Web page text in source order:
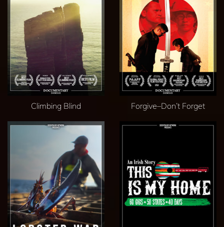
Climbing Blind Forgive–Don’t Forget